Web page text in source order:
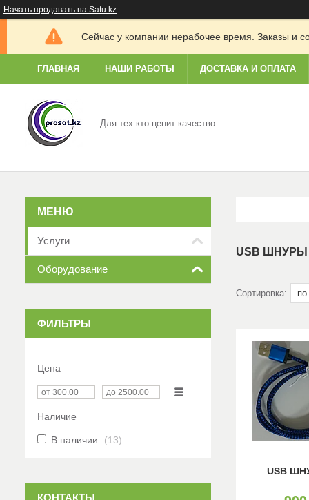
Начать продавать на Satu.kz
Сейчас у компании нерабочее время. Заказы и
ГЛАВНАЯ НАШИ РАБОТЫ ДОСТАВКА И ОПЛАТА
Для тех кто ценит качество
USB
USB
Услуги
Оборудование
ФИЛЬТРЫ
Цена
Наличие
В наличии 13
КОНТАКТЫ